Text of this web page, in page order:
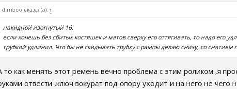
dimboo сказал(а): ↑
накидной изогнутый 16.
если хочешь без сбитых костяшек и матов сверху его оттягивать, то надо его
трубкой удлинил. Что бы не скидывать трубку с рампы делаю снизу, со снятием
то как менять этот ремень вечно проблема с этим роликом ,я
отвести ,ключ вокурат под опору уходит и на него не